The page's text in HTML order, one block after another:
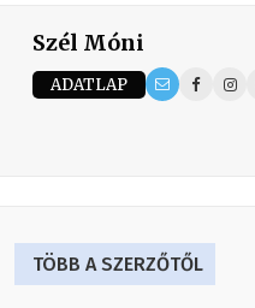
Szél Móni
ADATLAP
TÖBB A SZERZŐTŐL